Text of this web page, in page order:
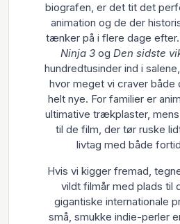
biografen, er det tit det
animation og de der
tænker på i flere dage
Ninja 3og Den sidste
hundredtusinder ind i
hvor meget vi craver
helt nye. For familier er
ultimative trækplaster,
til de film, der tør ruske
livtag med både
Hvis vi kigger fremad,
vildt filmår med plads til
gigantiske internationale
små, smukke indie-perler